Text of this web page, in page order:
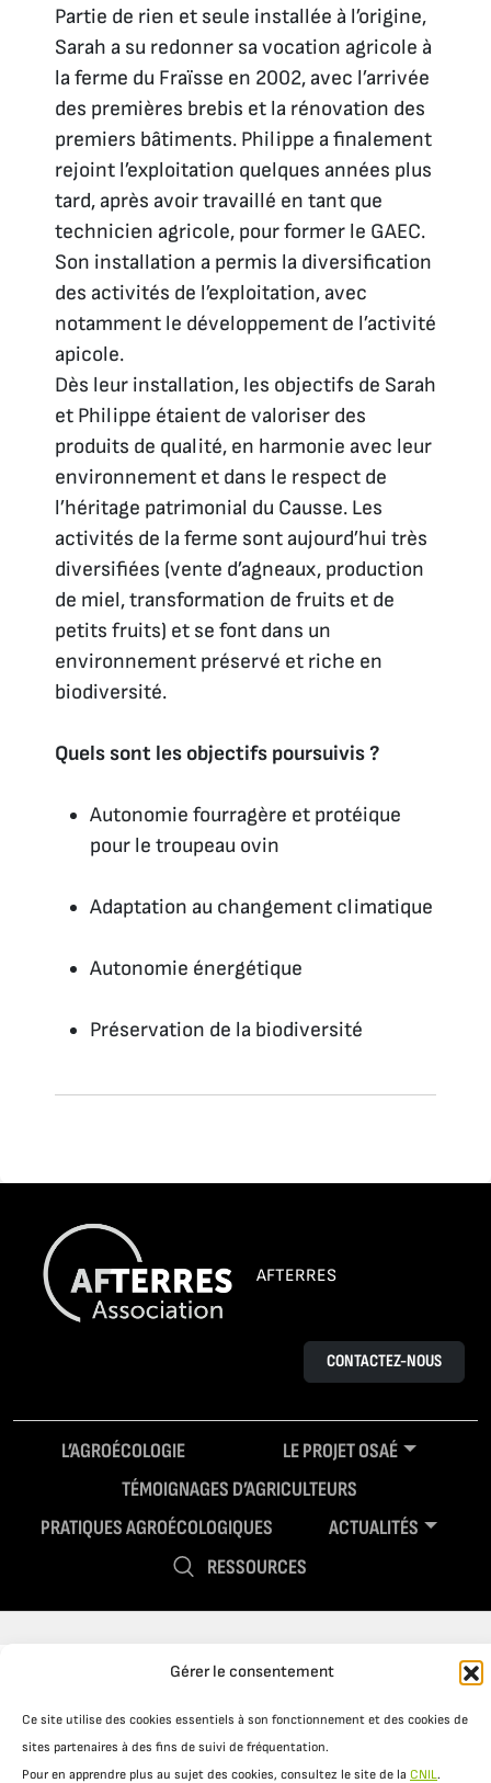
Gérer le consentement
Ce site utilise des cookies essentiels à son fonctionnement et des cookies de
sites partenaires à des fins de suivi de fréquentation.
Pour en apprendre plus au sujet des cookies, consultez le site de la CNIL.
Partie de rien et seule installée à l’origine,
Sarah a su redonner sa vocation agricole à
la ferme du Fraïsse en 2002, avec l’arrivée
des premières brebis et la rénovation des
premiers bâtiments. Philippe a finalement
rejoint l’exploitation quelques années plus
tard, après avoir travaillé en tant que
technicien agricole, pour former le GAEC.
Son installation a permis la diversification
des activités de l’exploitation, avec
notamment le développement de l’activité
apicole.
Dès leur installation, les objectifs de Sarah
et Philippe étaient de valoriser des
produits de qualité, en harmonie avec leur
environnement et dans le respect de
l’héritage patrimonial du Causse. Les
activités de la ferme sont aujourd’hui très
diversifiées (vente d’agneaux, production
de miel, transformation de fruits et de
petits fruits) et se font dans un
environnement préservé et riche en
biodiversité.
Quels sont les objectifs poursuivis ?
Autonomie fourragère et protéique
pour le troupeau ovin
Adaptation au changement climatique
Autonomie énergétique
Préservation de la biodiversité
AFTERRES
CONTACTEZ-NOUS
L’AGROÉCOLOGIE
LE PROJET OSAÉ
TÉMOIGNAGES D’AGRICULTEURS
PRATIQUES AGROÉCOLOGIQUES
ACTUALITÉS
RESSOURCES